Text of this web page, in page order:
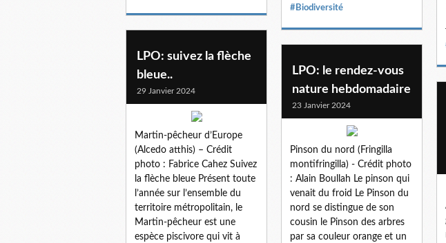
#Biodiversité
LPO: suivez la flèche
bleue..
29 Janvier 2024
Martin-pêcheur d’Europe
(Alcedo atthis) – Crédit
photo : Fabrice Cahez Suivez
la flèche bleue Présent toute
l’année sur l’ensemble du
territoire métropolitain, le
Martin-pêcheur est une
espèce piscivore qui vit à
LPO: le rendez-vous
nature hebdomadaire
23 Janvier 2024
Pinson du nord (Fringilla
montifringilla) - Crédit photo
: Alain Boullah Le pinson qui
venait du froid Le Pinson du
nord se distingue de son
cousin le Pinson des arbres
par sa couleur orange et un